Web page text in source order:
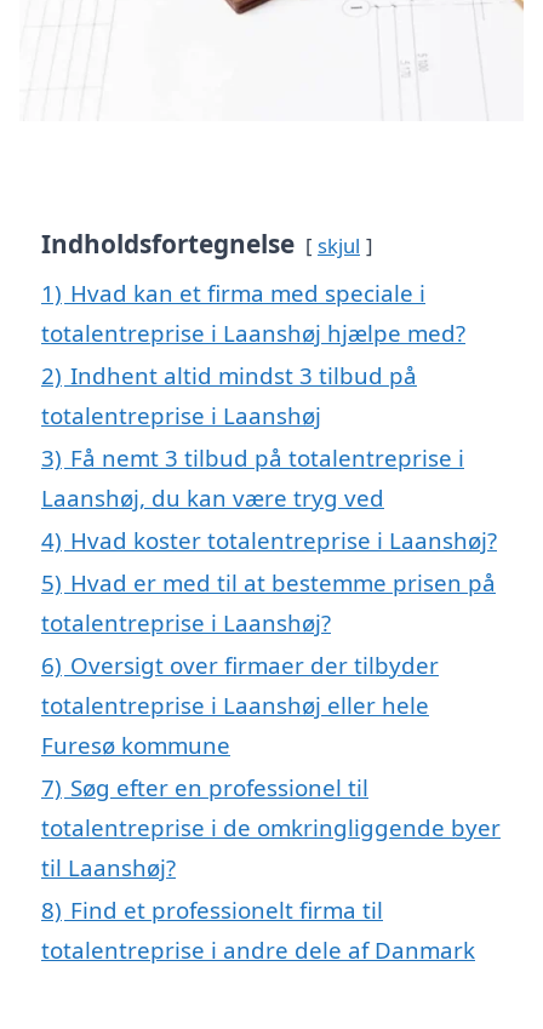
Indholdsfortegnelse skjul
1) Hvad kan et firma med speciale i
totalentreprise i Laanshøj hjælpe med?
2) Indhent altid mindst 3 tilbud på
totalentreprise i Laanshøj
3) Få nemt 3 tilbud på totalentreprise i
Laanshøj, du kan være tryg ved
4) Hvad koster totalentreprise i Laanshøj?
5) Hvad er med til at bestemme prisen på
totalentreprise i Laanshøj?
6) Oversigt over firmaer der tilbyder
totalentreprise i Laanshøj eller hele
Furesø kommune
7) Søg efter en professionel til
totalentreprise i de omkringliggende byer
til Laanshøj?
8) Find et professionelt firma til
totalentreprise i andre dele af Danmark